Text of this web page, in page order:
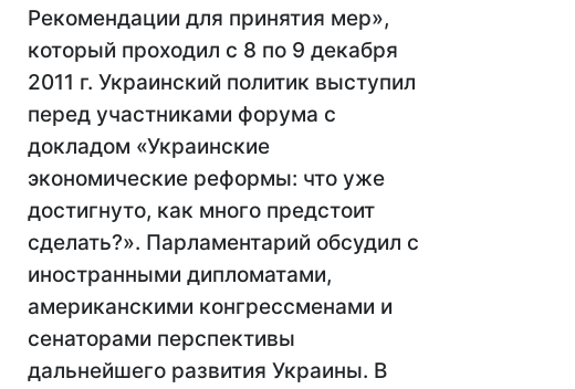
Рекомендации для принятия мер»,
который проходил с 8 по 9 декабря
2011 г. Украинский политик выступил
перед участниками форума с
докладом «Украинские
экономические реформы: что уже
достигнуто, как много предстоит
сделать?». Парламентарий обсудил с
иностранными дипломатами,
американскими конгрессменами и
сенаторами перспективы
дальнейшего развития Украины. В